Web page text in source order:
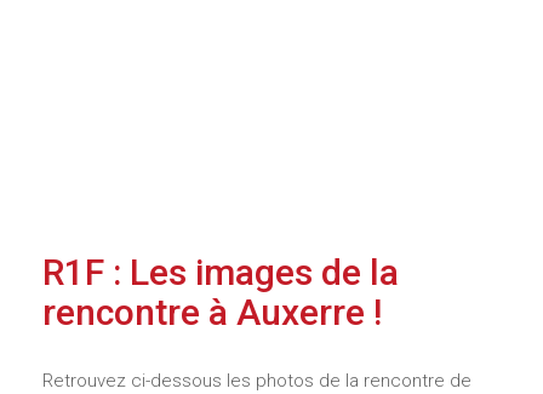
R1F : Les images de la
rencontre à Auxerre !
Retrouvez ci-dessous les photos de la rencontre de